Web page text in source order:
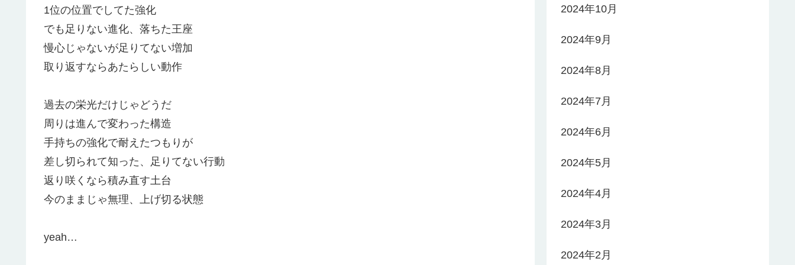
1位の位置でしてた強化
でも足りない進化、落ちた王座
慢心じゃないが足りてない増加
取り返すならあたらしい動作
過去の栄光だけじゃどうだ
周りは進んで変わった構造
手持ちの強化で耐えたつもりが
差し切られて知った、足りてない行動
返り咲くなら積み直す土台
今のままじゃ無理、上げ切る状態
yeah…
2024年10月
2024年9月
2024年8月
2024年7月
2024年6月
2024年5月
2024年4月
2024年3月
2024年2月